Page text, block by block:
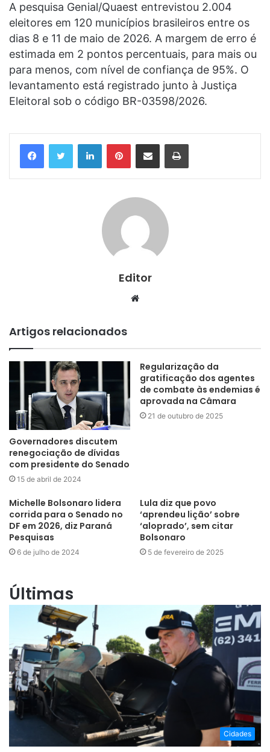
A pesquisa Genial/Quaest entrevistou 2.004
eleitores em 120 municípios brasileiros entre os
dias 8 e 11 de maio de 2026. A margem de erro é
estimada em 2 pontos percentuais, para mais ou
para menos, com nível de confiança de 95%. O
levantamento está registrado junto à Justiça
Eleitoral sob o código BR-03598/2026.
LinkedinPinterestCompartilhar via e-mail Imprimir
Editor
Website
Artigos relacionados
Governadores discutem
renegociação de dívidas
com presidente do Senado
15 de abril de 2024
Regularização da
gratificação dos agentes
de combate às endemias é
aprovada na Câmara
21 de outubro de 2025
Michelle Bolsonaro lidera
corrida para o Senado no
DF em 2026, diz Paraná
Pesquisas
6 de julho de 2024
Lula diz que povo
‘aprendeu lição’ sobre
‘aloprado’, sem citar
Bolsonaro
5 de fevereiro de 2025
Últimas
Cidades